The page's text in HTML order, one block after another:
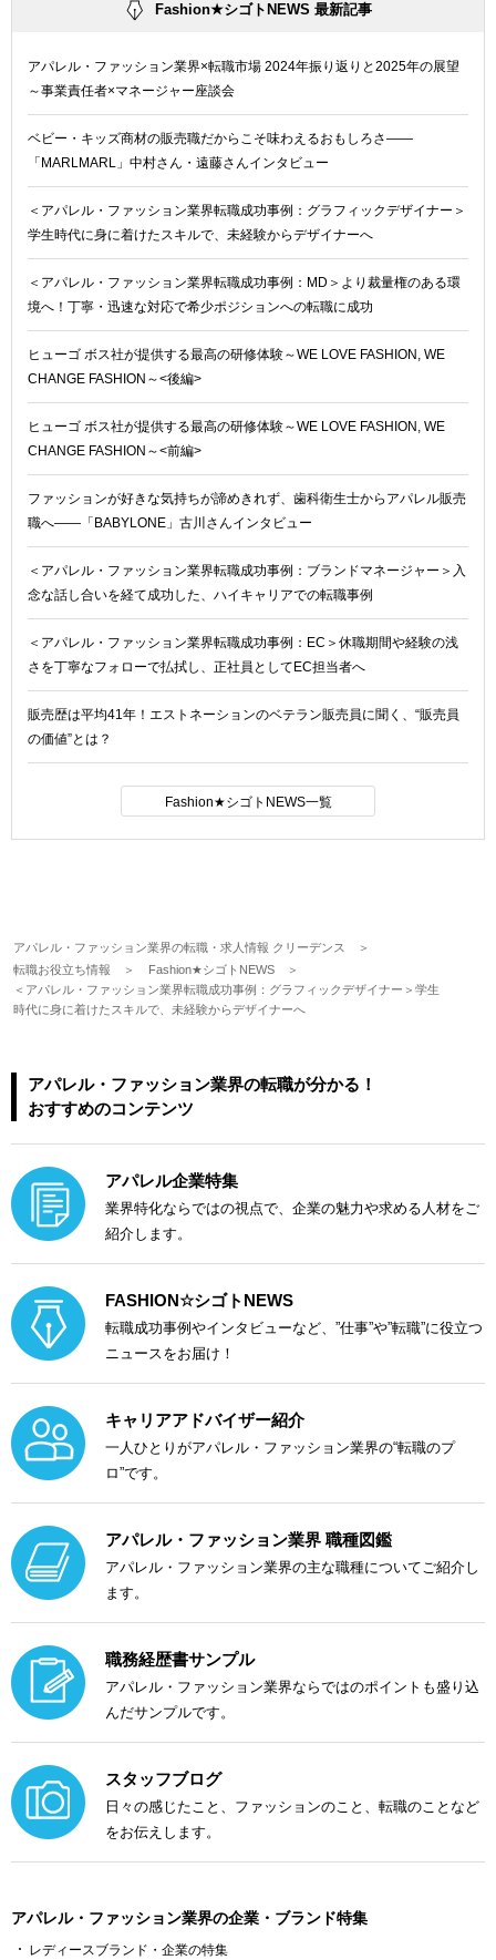
アパレル・ファッション業界の転職・求人情報 クリーデンス
転職お役立ち情報
Fashion★シゴトNEWS
＜アパレル・ファッション業界転職成功事例：グラフィックデザイナー＞学生
時代に身に着けたスキルで、未経験からデザイナーへ
Fashion★シゴトNEWS 最新記事
アパレル・ファッション業界×転職市場 2024年振り返りと2025年の展望
～事業責任者×マネージャー座談会
ベビー・キッズ商材の販売職だからこそ味わえるおもしろさ――
「MARLMARL」中村さん・遠藤さんインタビュー
＜アパレル・ファッション業界転職成功事例：グラフィックデザイナー＞
学生時代に身に着けたスキルで、未経験からデザイナーへ
＜アパレル・ファッション業界転職成功事例：MD＞より裁量権のある環
境へ！丁寧・迅速な対応で希少ポジションへの転職に成功
ヒューゴ ボス社が提供する最高の研修体験～WE LOVE FASHION, WE
CHANGE FASHION～<後編>
ヒューゴ ボス社が提供する最高の研修体験～WE LOVE FASHION, WE
CHANGE FASHION～<前編>
ファッションが好きな気持ちが諦めきれず、歯科衛生士からアパレル販売
職へ――「BABYLONE」古川さんインタビュー
＜アパレル・ファッション業界転職成功事例：ブランドマネージャー＞入
念な話し合いを経て成功した、ハイキャリアでの転職事例
＜アパレル・ファッション業界転職成功事例：EC＞休職期間や経験の浅
さを丁寧なフォローで払拭し、正社員としてEC担当者へ
販売歴は平均41年！エストネーションのベテラン販売員に聞く、“販売員
の価値”とは？
Fashion★シゴトNEWS一覧
アパレル・ファッション業界の転職が分かる！
おすすめのコンテンツ
アパレル企業特集
業界特化ならではの視点で、企業の魅力や求める人材をご
紹介します。
FASHION☆シゴトNEWS
転職成功事例やインタビューなど、”仕事”や”転職”に役立つ
ニュースをお届け！
キャリアアドバイザー紹介
一人ひとりがアパレル・ファッション業界の“転職のプ
ロ”です。
アパレル・ファッション業界 職種図鑑
アパレル・ファッション業界の主な職種についてご紹介し
ます。
職務経歴書サンプル
アパレル・ファッション業界ならではのポイントも盛り込
んだサンプルです。
スタッフブログ
日々の感じたこと、ファッションのこと、転職のことなど
をお伝えします。
アパレル・ファッション業界の企業・ブランド特集
レディースブランド・企業の特集